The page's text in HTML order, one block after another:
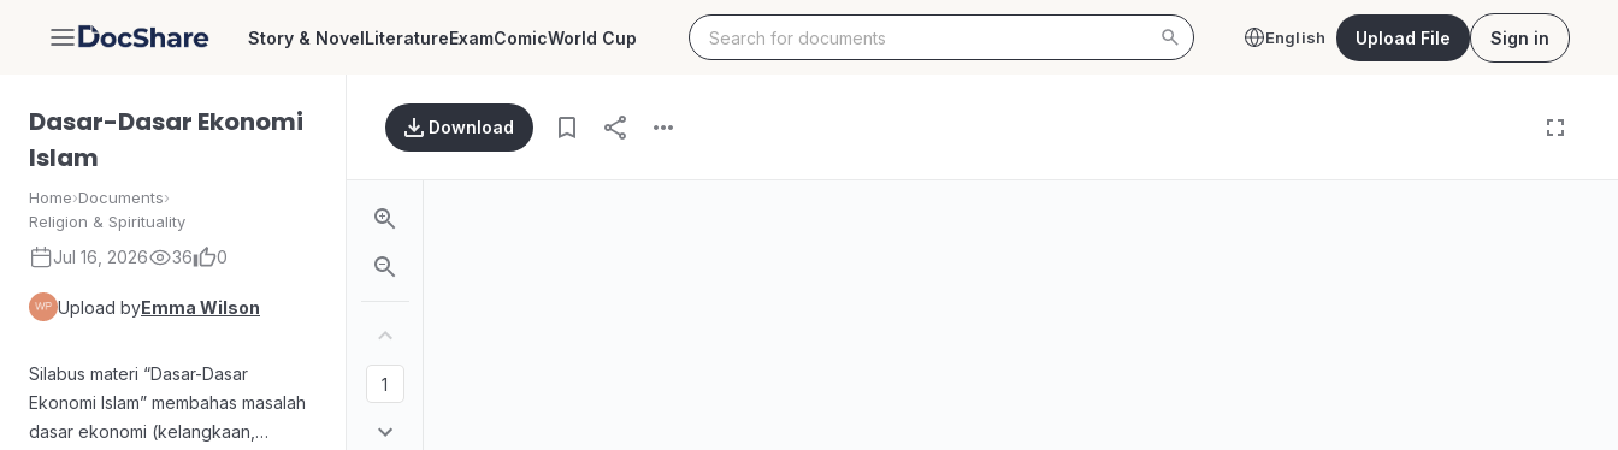
DocShare Story & NovelLiteratureExamComicWorld Cup English Upload File Sign in
Dasar-Dasar Ekonomi
Islam
Home›Documents›
Religion & Spirituality
Jul 16, 2026 36 0
Upload byEmma Wilson
Silabus materi “Dasar-Dasar
Ekonomi Islam” membahas masalah
dasar ekonomi (kelangkaan,
Download